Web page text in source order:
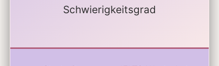
Schwierigkeitsgrad